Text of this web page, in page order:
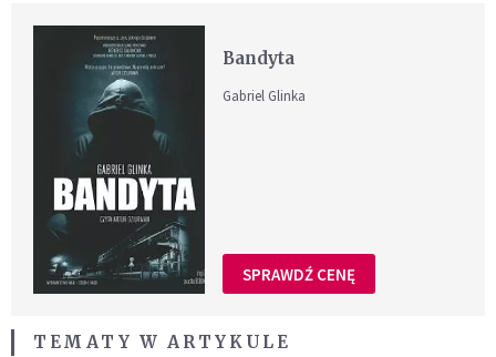
Bandyta
Gabriel Glinka
SPRAWDŹ CENĘ
TEMATY W ARTYKULE